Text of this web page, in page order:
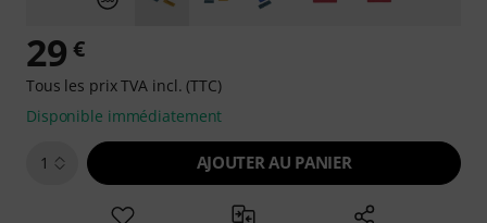
29 €
Tous les prix TVA incl. (TTC)
Disponible immédiatement
1 AJOUTER AU PANIER